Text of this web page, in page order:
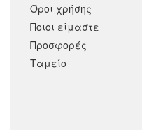
Όροι χρήσης
Ποιοι είμαστε
Προσφορές
Ταμείο